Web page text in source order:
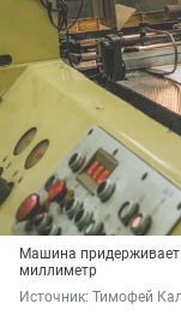
Машина придерживает
миллиметр
Источник: Тимофей